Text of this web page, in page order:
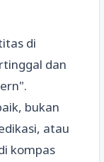
di
dan
bukan
atau
kompas